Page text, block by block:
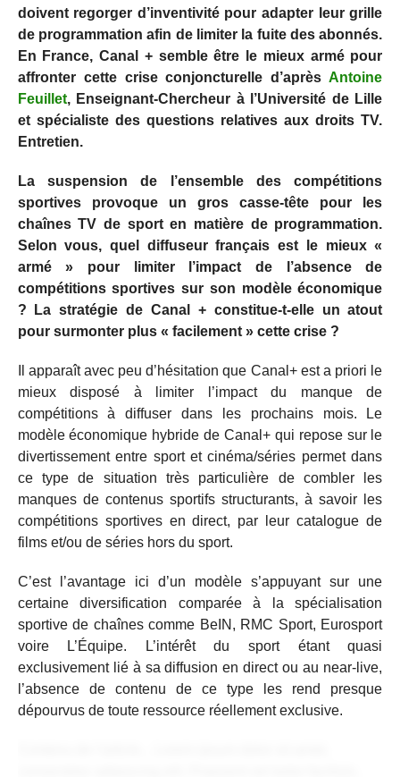
doivent regorger d’inventivité pour adapter leur grille
de programmation afin de limiter la fuite des abonnés.
En France, Canal + semble être le mieux armé pour
affronter cette crise conjoncturelle d’aprèsAntoine
Feuillet, Enseignant-Chercheur à l’Université de Lille
et spécialiste des questions relatives aux droits TV.
Entretien.
La suspension de l’ensemble des compétitions
sportives provoque un gros casse-tête pour les
chaînes TV de sport en matière de programmation.
Selon vous, quel diffuseur français est le mieux «
armé » pour limiter l’impact de l’absence de
compétitions sportives sur son modèle économique
? La stratégie de Canal + constitue-t-elle un atout
pour surmonter plus « facilement » cette crise ?
Il apparaît avec peu d’hésitation que Canal+ est a priori le
mieux disposé à limiter l’impact du manque de
compétitions à diffuser dans les prochains mois. Le
modèle économique hybride de Canal+ qui repose sur le
divertissement entre sport et cinéma/séries permet dans
ce type de situation très particulière de combler les
manques de contenus sportifs structurants, à savoir les
compétitions sportives en direct, par leur catalogue de
films et/ou de séries hors du sport.
C’est l’avantage ici d’un modèle s’appuyant sur une
certaine diversification comparée à la spécialisation
sportive de chaînes comme BeIN, RMC Sport, Eurosport
voire L’Équipe. L’intérêt du sport étant quasi
exclusivement lié à sa diffusion en direct ou au near-live,
l’absence de contenu de ce type les rend presque
dépourvus de toute ressource réellement exclusive.